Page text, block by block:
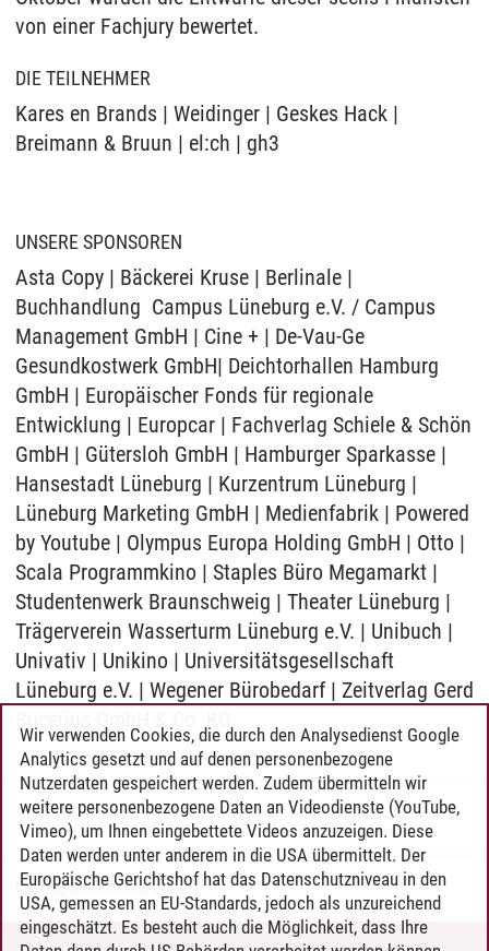
von einer Fachjury bewertet.
DIE TEILNEHMER
Kares en Brands | Weidinger | Geskes Hack |
Breimann & Bruun | el:ch | gh3
UNSERE SPONSOREN
Asta Copy | Bäckerei Kruse | Berlinale |
Buchhandlung Campus Lüneburg e.V. / Campus
Management GmbH | Cine + | De-Vau-Ge
Gesundkostwerk GmbH| Deichtorhallen Hamburg
GmbH | Europäischer Fonds für regionale
Entwicklung | Europcar | Fachverlag Schiele & Schön
GmbH | Gütersloh GmbH | Hamburger Sparkasse |
Hansestadt Lüneburg | Kurzentrum Lüneburg |
Lüneburg Marketing GmbH | Medienfabrik | Powered
by Youtube | Olympus Europa Holding GmbH | Otto |
Scala Programmkino | Staples Büro Megamarkt |
Studentenwerk Braunschweig | Theater Lüneburg |
Trägerverein Wasserturm Lüneburg e.V. | Unibuch |
Univativ | Unikino | Universitätsgesellschaft
Lüneburg e.V. | Wegener Bürobedarf | Zeitverlag Gerd
Opening Week/ 18.06.2024
Wir verwenden Cookies, die durch den Analysedienst Google
Analytics gesetzt und auf denen personenbezogene
Nutzerdaten gespeichert werden. Zudem übermitteln wir
weitere personenbezogene Daten an Videodienste (YouTube,
Vimeo), um Ihnen eingebettete Videos anzuzeigen. Diese
Daten werden unter anderem in die USA übermittelt. Der
Europäische Gerichtshof hat das Datenschutzniveau in den
USA, gemessen an EU-Standards, jedoch als unzureichend
eingeschätzt. Es besteht auch die Möglichkeit, dass Ihre